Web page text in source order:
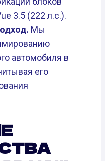
3.5 (222 л.с.).
Мы
автомобиля в
его